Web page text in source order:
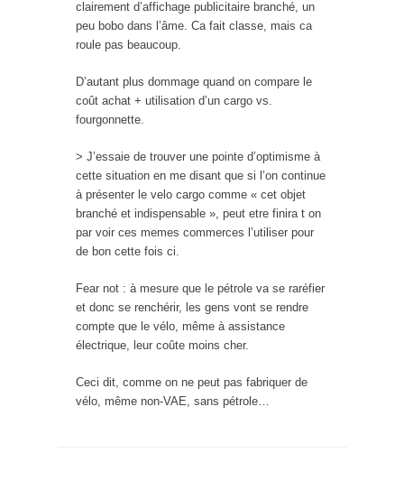
clairement d’affichage publicitaire branché, un
peu bobo dans l’âme. Ca fait classe, mais ca
roule pas beaucoup.
D’autant plus dommage quand on compare le
coût achat + utilisation d’un cargo vs.
fourgonnette.
> J’essaie de trouver une pointe d’optimisme à
cette situation en me disant que si l’on continue
à présenter le velo cargo comme « cet objet
branché et indispensable », peut etre finira t on
par voir ces memes commerces l’utiliser pour
de bon cette fois ci.
Fear not : à mesure que le pétrole va se raréfier
et donc se renchérir, les gens vont se rendre
compte que le vélo, même à assistance
électrique, leur coûte moins cher.
Ceci dit, comme on ne peut pas fabriquer de
vélo, même non-VAE, sans pétrole…